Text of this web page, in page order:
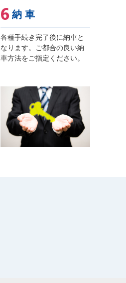
納 車
各種手続き完了後に納車と
なります。ご都合の良い納
車方法をご指定ください。